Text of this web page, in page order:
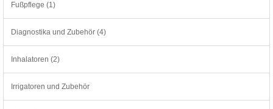
Fußpflege (1)
Diagnostika und Zubehör (4)
Inhalatoren (2)
Irrigatoren und Zubehör